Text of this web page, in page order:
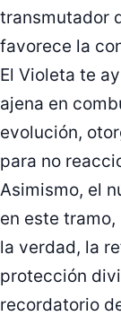
transmutador
favorece la
El Violeta te
ajena en
evolución,
para no
Asimismo, el
en este
la verdad, la
protección
recordatorio